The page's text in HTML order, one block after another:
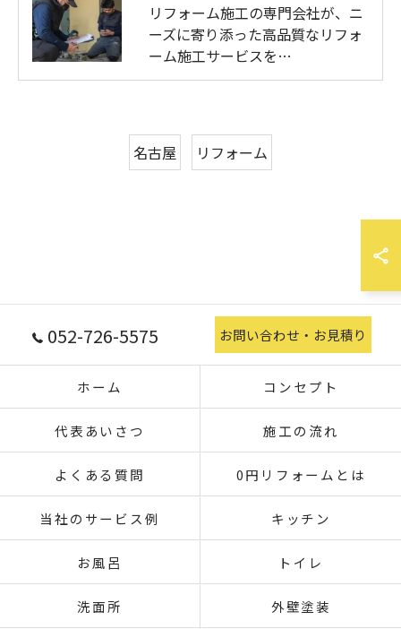
リフォーム施工の専門会社が、ニ
ーズに寄り添った高品質なリフォ
ーム施工サービスを…
名古屋 リフォーム
052-726-5575 お問い合わせ・お見積り
ホーム コンセプト
代表あいさつ 施工の流れ
よくある質問 0円リフォームとは
当社のサービス例 キッチン
お風呂 トイレ
洗面所 外壁塗装